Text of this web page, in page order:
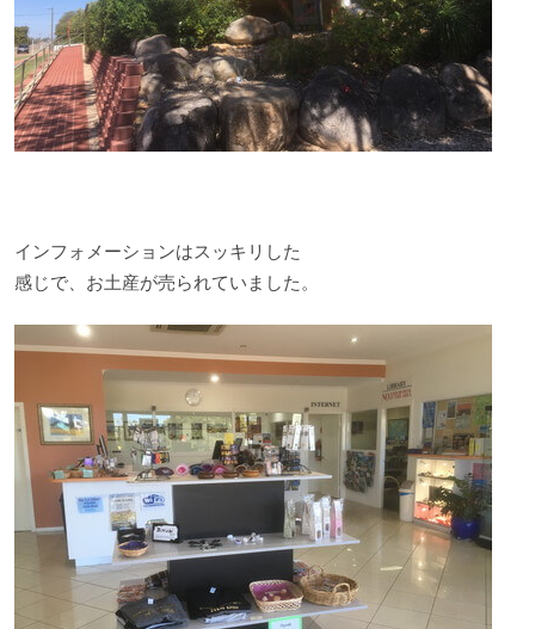
インフォメーションはスッキリした
感じで、お土産が売られていました。